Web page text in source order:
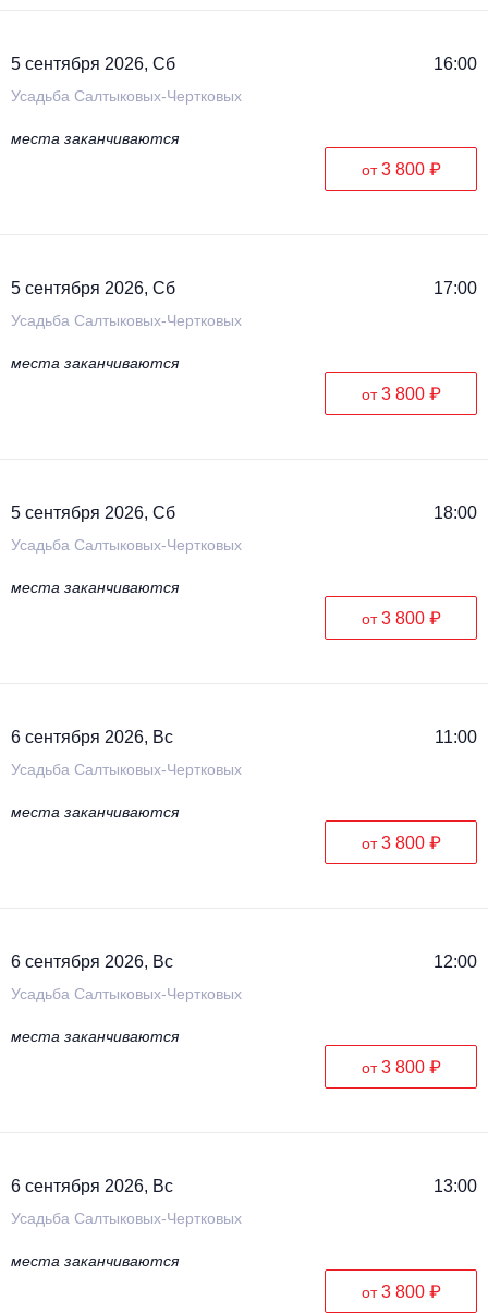
5 сентября 2026, Сб 16:00
Усадьба Салтыковых-Чертковых
места заканчиваются
от3 800 ₽
5 сентября 2026, Сб 17:00
Усадьба Салтыковых-Чертковых
места заканчиваются
от3 800 ₽
5 сентября 2026, Сб 18:00
Усадьба Салтыковых-Чертковых
места заканчиваются
от3 800 ₽
6 сентября 2026, Вс 11:00
Усадьба Салтыковых-Чертковых
места заканчиваются
от3 800 ₽
6 сентября 2026, Вс 12:00
Усадьба Салтыковых-Чертковых
места заканчиваются
от3 800 ₽
6 сентября 2026, Вс 13:00
Усадьба Салтыковых-Чертковых
места заканчиваются
от3 800 ₽